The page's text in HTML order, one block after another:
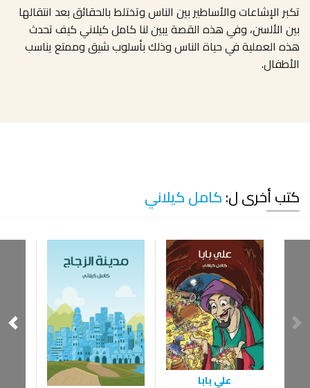
تكبر الإشاعات والأساطير بين الناس وتختلط بالحقائق بعد انتقالها
بين الألسن، وفي هذه القصة يبين لنا كامل كيلاني كيف تحدث
هذه العملية في حياة الناس وذلك بأسلوب شيق وممتع يناسب
الأطفال.
كتب أخرى ل:كامل كيلاني
‫علي بابا‬